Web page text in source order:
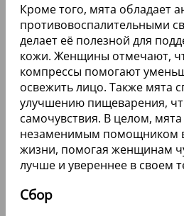
Кроме того, мята обладает
противовоспалительными
делает её полезной для
кожи. Женщины отмечают,
компрессы помогают
освежить лицо. Также мята
улучшению пищеварения,
самочувствия. В целом, мята
незаменимым помощником
жизни, помогая женщинам
лучше и увереннее в своем
Сбор